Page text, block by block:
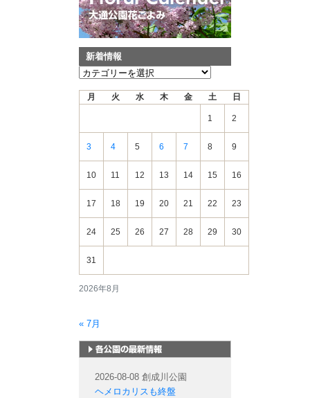
新着情報
新
2026年8月
月 火 水 木 金 土 日
1 2
3 4 5 6 7 8 9
10 11 12 13 14 15 16
17 18 19 20 21 22 23
24 25 26 27 28 29 30
31
« 7月
2026-08-08 創成川公園
ヘメロカリスも終盤